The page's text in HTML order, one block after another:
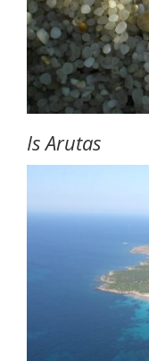
Is Arutas